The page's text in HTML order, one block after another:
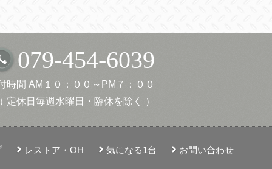
079-454-6039
時間 AM１０：００～PM７：００
定休日毎週水曜日・臨休を除く ）
レストア・OH 気になる1台 お問い合わせ